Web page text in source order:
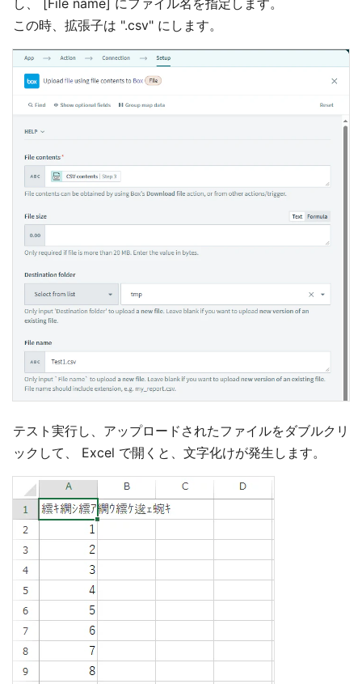
し、 [File name] にファイル名を指定します。
この時、拡張子は ".csv" にします。
テスト実行し、アップロードされたファイルをダブルクリ
ックして、 Excel で開くと、文字化けが発生します。